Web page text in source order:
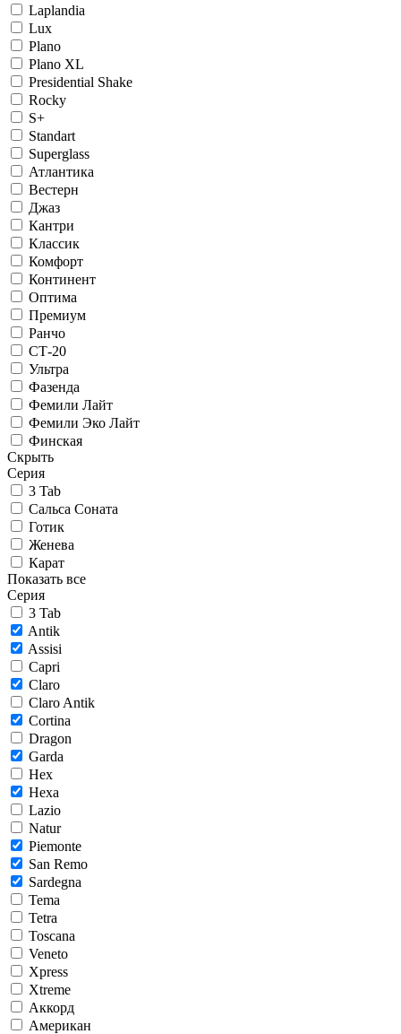
Laplandia
Lux
Plano
Plano XL
Presidential Shake
Rocky
S+
Standart
Superglass
Атлантика
Вестерн
Джаз
Кантри
Классик
Комфорт
Континент
Оптима
Премиум
Ранчо
СТ-20
Ультра
Фазенда
Фемили Лайт
Фемили Эко Лайт
Финская
Скрыть
Серия
3 Tab
Сальса Соната
Готик
Женева
Карат
Показать все
Серия
3 Tab
Antik
Assisi
Capri
Claro
Claro Antik
Cortina
Dragon
Garda
Hex
Hexa
Lazio
Natur
Piemonte
San Remo
Sardegna
Tema
Tetra
Toscana
Veneto
Xpress
Xtreme
Аккорд
Американ